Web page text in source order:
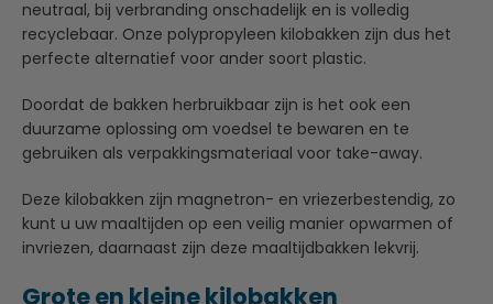
neutraal, bij verbranding onschadelijk en is volledig
recyclebaar. Onze polypropyleen kilobakken zijn dus het
perfecte alternatief voor ander soort plastic.
Doordat de bakken herbruikbaar zijn is het ook een
duurzame oplossing om voedsel te bewaren en te
gebruiken als verpakkingsmateriaal voor take-away.
Deze kilobakken zijn magnetron- en vriezerbestendig, zo
kunt u uw maaltijden op een veilig manier opwarmen of
invriezen, daarnaast zijn deze maaltijdbakken lekvrij.
Grote en kleine kilobakken